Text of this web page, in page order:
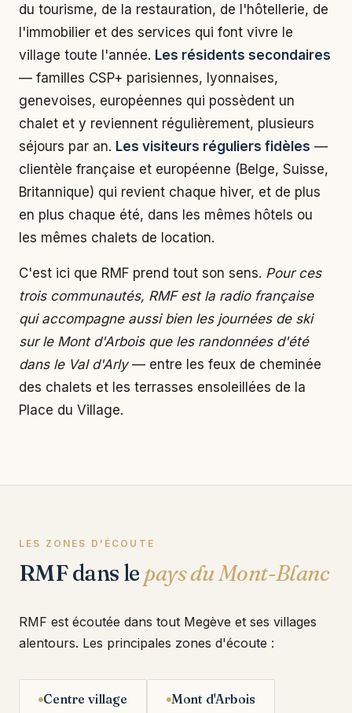
du tourisme, de la restauration, de l'hôtellerie, de
l'immobilier et des services qui font vivre le
village toute l'année. Les résidents secondaires
— familles CSP+ parisiennes, lyonnaises,
genevoises, européennes qui possèdent un
chalet et y reviennent régulièrement, plusieurs
séjours par an. Les visiteurs réguliers fidèles —
clientèle française et européenne (Belge, Suisse,
Britannique) qui revient chaque hiver, et de plus
en plus chaque été, dans les mêmes hôtels ou
les mêmes chalets de location.
C'est ici que RMF prend tout son sens. Pour ces
trois communautés, RMF est la radio française
qui accompagne aussi bien les journées de ski
sur le Mont d'Arbois que les randonnées d'été
dans le Val d'Arly— entre les feux de cheminée
des chalets et les terrasses ensoleillées de la
Place du Village.
LES ZONES D'ÉCOUTE
RMF dans le pays du Mont-Blanc
RMF est écoutée dans tout Megève et ses villages
alentours. Les principales zones d'écoute :
Centre village Mont d'Arbois